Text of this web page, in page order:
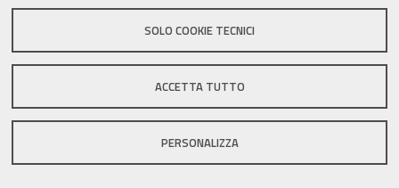
SOLO COOKIE TECNICI
ACCETTA TUTTO
PERSONALIZZA
Sito istituzionale Comune di Zola Predosa
Privacy policy|DPO|Accessibilità